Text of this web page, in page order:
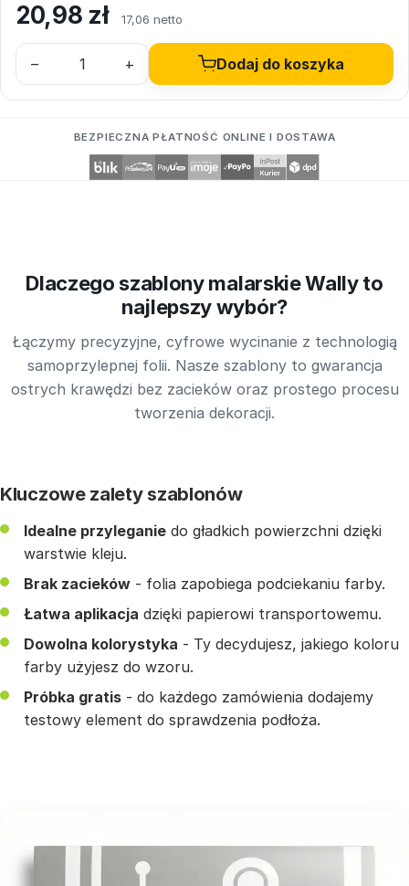
20,98 zł 17,06 netto
– + Dodaj do koszyka
BEZPIECZNA PŁATNOŚĆ ONLINE I DOSTAWA
Dlaczego szablony malarskie Wally to
najlepszy wybór?
Łączymy precyzyjne, cyfrowe wycinanie z technologią
samoprzylepnej folii. Nasze szablony to gwarancja
ostrych krawędzi bez zacieków oraz prostego procesu
tworzenia dekoracji.
Kluczowe zalety szablonów
Idealne przyleganie do gładkich powierzchni dzięki
warstwie kleju.
Brak zacieków - folia zapobiega podciekaniu farby.
Łatwa aplikacja dzięki papierowi transportowemu.
Dowolna kolorystyka - Ty decydujesz, jakiego koloru
farby użyjesz do wzoru.
Próbka gratis - do każdego zamówienia dodajemy
testowy element do sprawdzenia podłoża.